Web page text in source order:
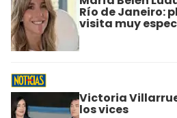
Río de Janeiro:
visita muy
Victoria
los vices